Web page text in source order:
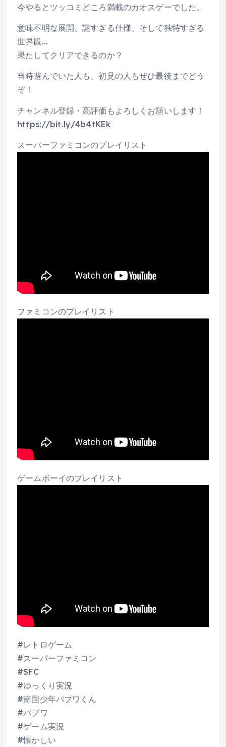
今やるとツッコミどころ満載のカオスゲーでした。
意味不明な展開、謎すぎる仕様、そして独特すぎる
世界観…
果たしてクリアできるのか？
当時遊んでいた人も、初見の人もぜひ最後までどう
ぞ！
チャンネル登録・高評価もよろしくお願いします！
https://bit.ly/4b4tKEk
スーパーファミコンのプレイリスト
ファミコンのプレイリスト
ゲームボーイのプレイリスト
#レトロゲーム
#スーパーファミコン
#SFC
#ゆっくり実況
#南国少年パプワくん
#パプワ
#ゲーム実況
#懐かしい